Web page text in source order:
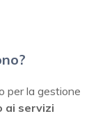
per la gestione
ai servizi